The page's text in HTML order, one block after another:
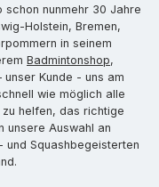
schon nunmehr 30 Jahre
Holstein, Bremen,
in seinem
Badmintonshop,
unser Kunde - uns am
wie möglich alle
helfen, das richtige
unsere Auswahl an
und Squashbegeisterten